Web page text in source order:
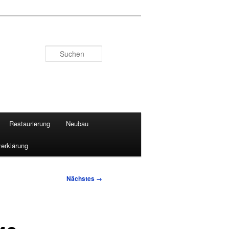
Restaurierung Neubau
Nächstes →